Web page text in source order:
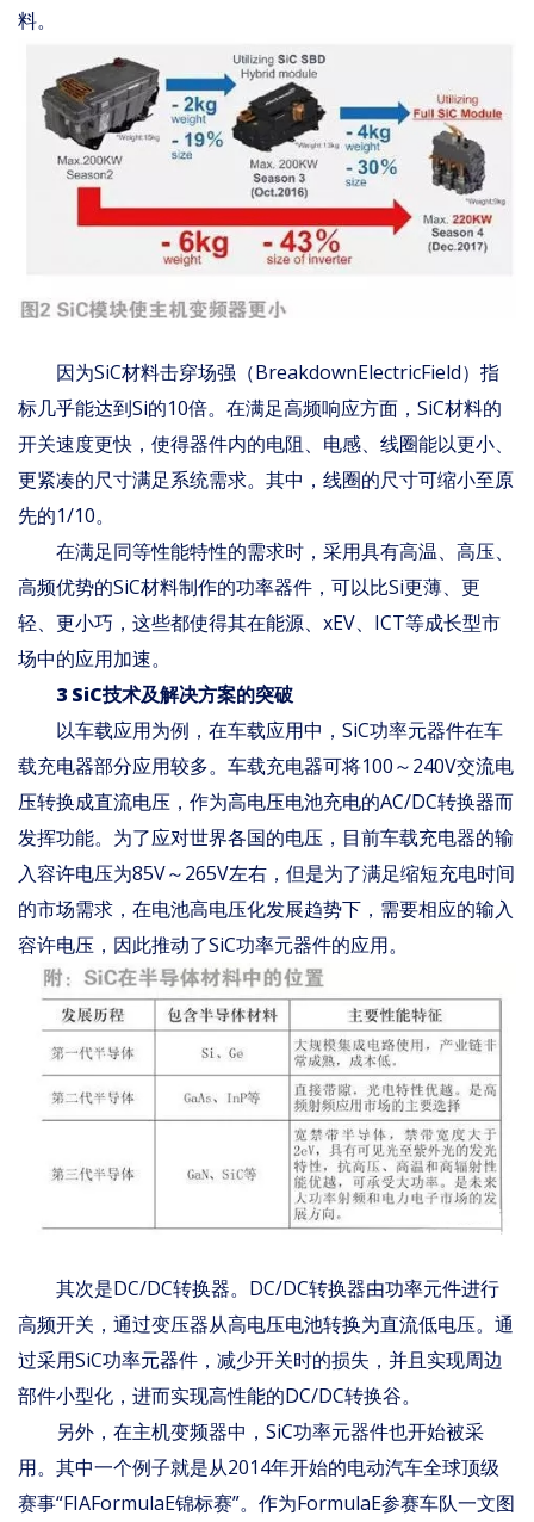
料。
因为SiC材料击穿场强（BreakdownElectricField）指
标几乎能达到Si的10倍。在满足高频响应方面，SiC材料的
开关速度更快，使得器件内的电阻、电感、线圈能以更小、
更紧凑的尺寸满足系统需求。其中，线圈的尺寸可缩小至原
先的1/10。
在满足同等性能特性的需求时，采用具有高温、高压、
高频优势的SiC材料制作的功率器件，可以比Si更薄、更
轻、更小巧，这些都使得其在能源、xEV、ICT等成长型市
场中的应用加速。
3 SiC技术及解决方案的突破
以车载应用为例，在车载应用中，SiC功率元器件在车
载充电器部分应用较多。车载充电器可将100～240V交流电
压转换成直流电压，作为高电压电池充电的AC/DC转换器而
发挥功能。为了应对世界各国的电压，目前车载充电器的输
入容许电压为85V～265V左右，但是为了满足缩短充电时间
的市场需求，在电池高电压化发展趋势下，需要相应的输入
容许电压，因此推动了SiC功率元器件的应用。
其次是DC/DC转换器。DC/DC转换器由功率元件进行
高频开关，通过变压器从高电压电池转换为直流低电压。通
过采用SiC功率元器件，减少开关时的损失，并且实现周边
部件小型化，进而实现高性能的DC/DC转换谷。
另外，在主机变频器中，SiC功率元器件也开始被采
用。其中一个例子就是从2014年开始的电动汽车全球顶级
赛事“FIAFormulaE锦标赛”。作为FormulaE参赛车队一文图